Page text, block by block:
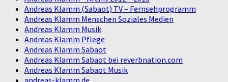
Andreas Klamm (Sabaot) TV – Fernsehprogramm
Andreas Klamm Menschen Soziales Medien
Andreas Klamm Musik
Andreas Klamm Pflege
Andreas Klamm Sabaot
Andreas Klamm Sabaot bei reverbnation.com
Andreas Klamm Sabaot Musik